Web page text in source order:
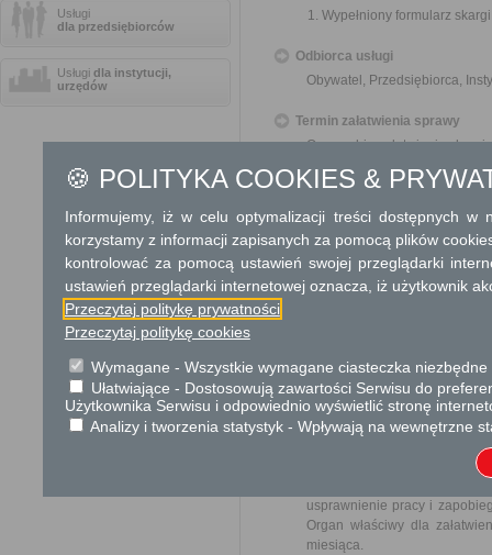
Usługi
dla przedsiębiorców
Usługi dla instytucji,
urzędów
Wypełniony formularz
Odbiorca usługi
Obywatel, Przedsiębiorca,
Termin załatwienia sprawy
O sposobie załatwienia
Informacja
Dodatkowe
Opłata
Skargi są wolne od opłat.
Brak
Skargi i wnioski
Przedmiotem skargi może
pracowników, naruszenie
usprawnienie pracy i
Organ właściwy dla
miesiąca.
🍪 POLITYKA COOKIES &
Informujemy, iż w celu optymalizacji treści dostępnych w
korzystamy z informacji zapisanych za pomocą plików
kontrolować za pomocą ustawień swojej przeglądarki
ustawień przeglądarki internetowej oznacza, iż użytkownik
Przeczytaj politykę prywatności
Przeczytaj politykę cookies
Wymagane - Wszystkie wymagane ciasteczka
Ułatwiające - Dostosowują zawartości Serwisu do
Użytkownika Serwisu i odpowiednio wyświetlić stronę
Analizy i tworzenia statystyk - Wpływają na wewnętrzne